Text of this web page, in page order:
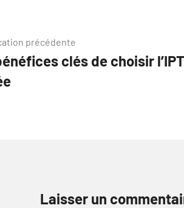
précédente
clés de choisir
Laisser un